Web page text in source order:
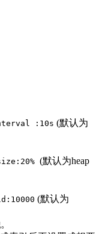
:10s (默认为
(默认为heap
(默认为